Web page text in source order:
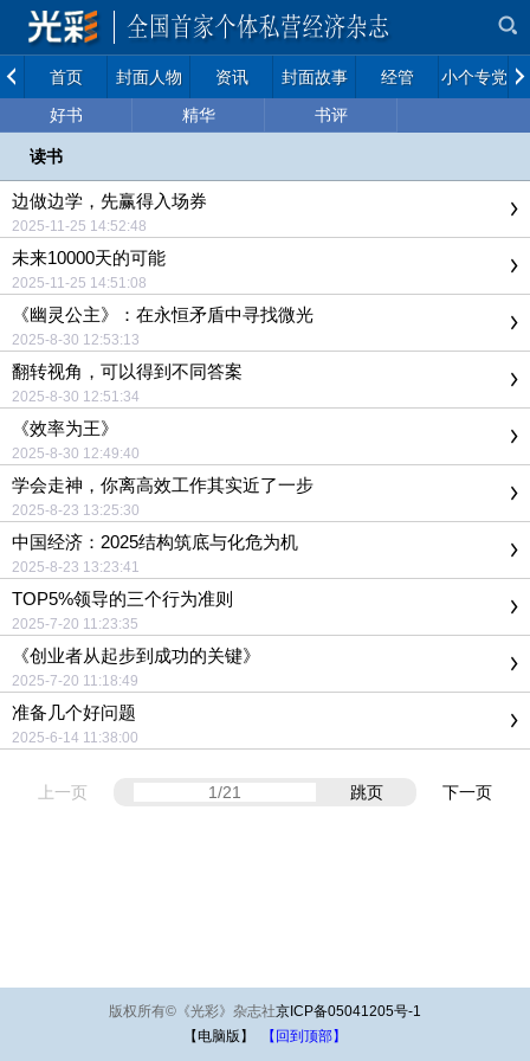
首页 封面人物 资讯 封面故事 经管
小个专党建
好书
精华 书评
读书
边做边学，先赢得入场券
2025-11-25 14:52:48
未来10000天的可能
2025-11-25 14:51:08
《幽灵公主》：在永恒矛盾中寻找微光
2025-8-30 12:53:13
翻转视角，可以得到不同答案
2025-8-30 12:51:34
《效率为王》
2025-8-30 12:49:40
学会走神，你离高效工作其实近了一步
2025-8-23 13:25:30
中国经济：2025结构筑底与化危为机
2025-8-23 13:23:41
TOP5%领导的三个行为准则
2025-7-20 11:23:35
《创业者从起步到成功的关键》
2025-7-20 11:18:49
准备几个好问题
2025-6-14 11:38:00
上一页 跳页 下一页
版权所有© 《光彩》杂志社京ICP备05041205号-1
【电脑版】
【回到顶部】